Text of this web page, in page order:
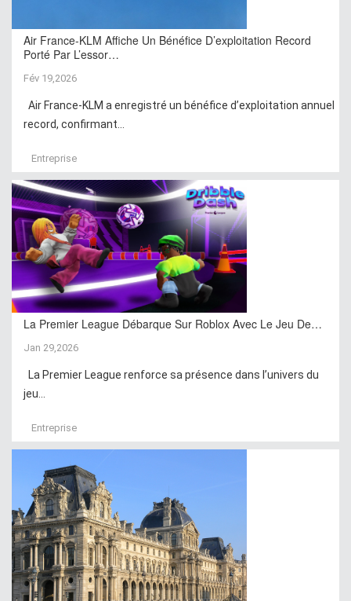
Air France-KLM Affiche Un Bénéfice D’exploitation Record
Porté Par L’essor…
Fév 19,2026
Air France-KLM a enregistré un bénéfice d’exploitation annuel
record, confirmant...
Entreprise
La Premier League Débarque Sur Roblox Avec Le Jeu De…
Jan 29,2026
La Premier League renforce sa présence dans l’univers du
jeu...
Entreprise